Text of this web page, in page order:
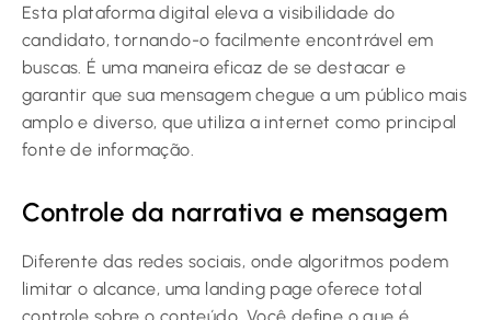
Esta plataforma digital eleva a visibilidade do
candidato, tornando-o facilmente encontrável em
buscas. É uma maneira eficaz de se destacar e
garantir que sua mensagem chegue a um público mais
amplo e diverso, que utiliza a internet como principal
fonte de informação.
Controle da narrativa e mensagem
Diferente das redes sociais, onde algoritmos podem
limitar o alcance, uma landing page oferece total